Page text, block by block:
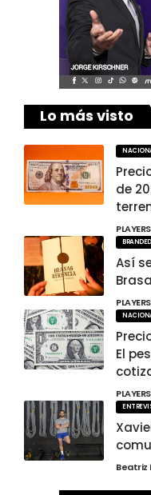
Lo más visto
de
Así
El
Beatriz